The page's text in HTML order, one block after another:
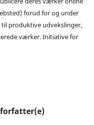
forud for og under
produktive udvekslinger,
værker. Initiative for